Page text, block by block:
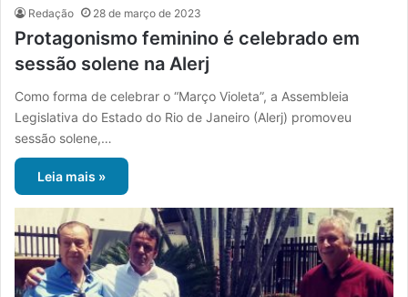
Redação 28 de março de 2023
Protagonismo feminino é celebrado em
sessão solene na Alerj
Como forma de celebrar o “Março Violeta”, a Assembleia
Legislativa do Estado do Rio de Janeiro (Alerj) promoveu
sessão solene,…
Leia mais »